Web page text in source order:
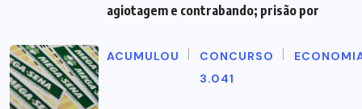
agiotagem e contrabando; prisão por
ACUMULOU
CONCURSO
3.041